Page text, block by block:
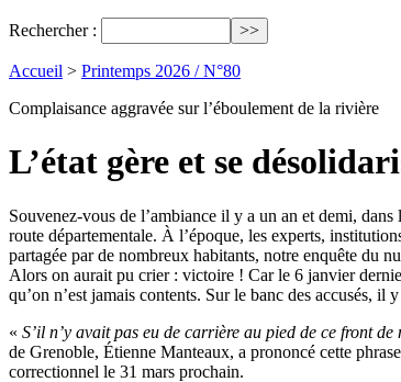
Rechercher :
Accueil > Printemps 2026 / N°80
Complaisance aggravée sur l’éboulement de la rivière
L’état gère et se
Souvenez-vous de l’ambiance il y a un an et demi,
route départementale. À l’époque, les experts,
partagée par de nombreux habitants, notre enquête du
Alors on aurait pu crier : victoire ! Car le 6 janvier
qu’on n’est jamais contents. Sur le banc des accusés,
« S’il n’y avait pas eu de carrière au pied de ce front
de Grenoble, Étienne Manteaux, a prononcé cette
correctionnel le 31 mars prochain.